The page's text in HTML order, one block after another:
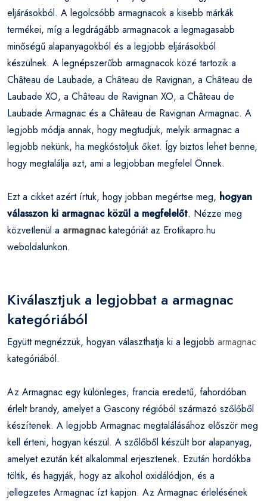
eljárásokból. A legolcsóbb armagnacok a kisebb márkák
termékei, míg a legdrágább armagnacok a legmagasabb
minőségű alapanyagokból és a legjobb eljárásokból
készülnek. A legnépszerűbb armagnacok közé tartozik a
Château de Laubade, a Château de Ravignan, a Château de
Laubade XO, a Château de Ravignan XO, a Château de
Laubade Armagnac és a Château de Ravignan Armagnac. A
legjobb módja annak, hogy megtudjuk, melyik armagnac a
legjobb nekünk, ha megkóstoljuk őket. Így biztos lehet benne,
hogy megtalálja azt, ami a legjobban megfelel Önnek.
Ezt a cikket azért írtuk, hogy jobban megértse meg, hogyan
válasszon ki armagnac közül a megfelelőt. Nézze meg
közvetlenül a armagnackategóriát az Erotikapro.hu
weboldalunkon.
Kiválasztjuk a legjobbat a armagnac
kategóriából
Együtt megnézzük, hogyan választhatja ki a legjobb armagnac
kategóriából.
Az Armagnac egy különleges, francia eredetű, fahordóban
érlelt brandy, amelyet a Gascony régióból származó szőlőből
készítenek. A legjobb Armagnac megtalálásához először meg
kell érteni, hogyan készül. A szőlőből készült bor alapanyag,
amelyet ezután két alkalommal erjesztenek. Ezután hordókba
töltik, és hagyják, hogy az alkohol oxidálódjon, és a
jellegzetes Armagnac ízt kapjon. Az Armagnac érlelésének